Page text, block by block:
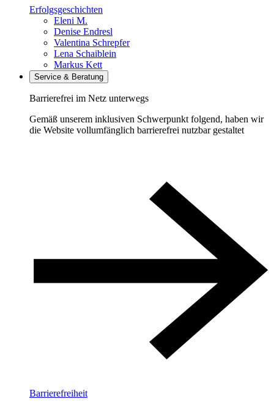
Erfolgsgeschichten
Eleni M.
Denise Endresl
Valentina Schrepfer
Lena Schaiblein
Markus Kett
Service & Beratung
Barrierefrei im Netz unterwegs
Gemäß unserem inklusiven Schwerpunkt folgend, haben wir
die Website vollumfänglich barrierefrei nutzbar gestaltet
Barrierefreiheit